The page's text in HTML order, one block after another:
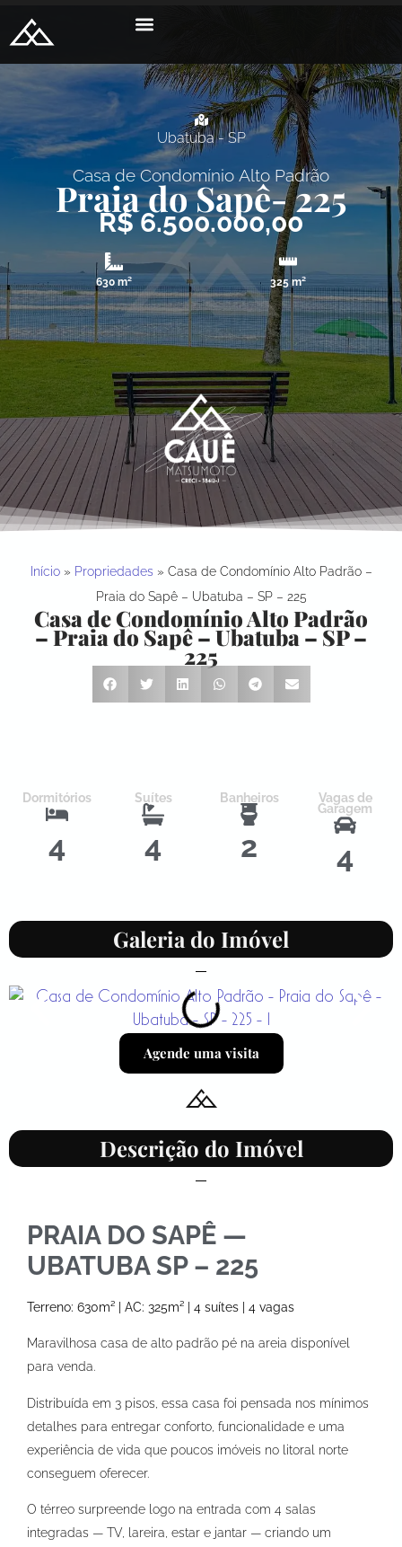
Ubatuba - SP
Casa de Condomínio Alto Padrão
Praia do Sapê- 225
R$ 6.500.000,00
630 m² 325 m²
Início» Propriedades » Casa de Condomínio Alto Padrão –
Praia do Sapê – Ubatuba – SP – 225
Casa de Condomínio Alto Padrão
– Praia do Sapê – Ubatuba – SP –
225
Dormitórios
4
Suítes
4
Banheiros
2
Vagas de
Garagem
4
Galeria do Imóvel
Agende uma visita
Descrição do Imóvel
PRAIA DO SAPÊ —
UBATUBA SP – 225
Terreno: 630m² | AC: 325m² | 4 suítes | 4 vagas
Maravilhosa casa de alto padrão pé na areia disponível
para venda.
Distribuída em 3 pisos, essa casa foi pensada nos mínimos
detalhes para entregar conforto, funcionalidade e uma
experiência de vida que poucos imóveis no litoral norte
conseguem oferecer.
O térreo surpreende logo na entrada com 4 salas
integradas — TV, lareira, estar e jantar — criando um